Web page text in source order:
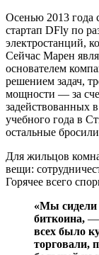
Осенью 2013 года
стартап DFly по
электростанций,
Сейчас Марен
основателем
решением задач,
мощности — за
задействованных
учебного года в
остальные
Для жильцов
вещи:
Горячее всего
«Мы сидели
биткоина, —
всех было
торговали,